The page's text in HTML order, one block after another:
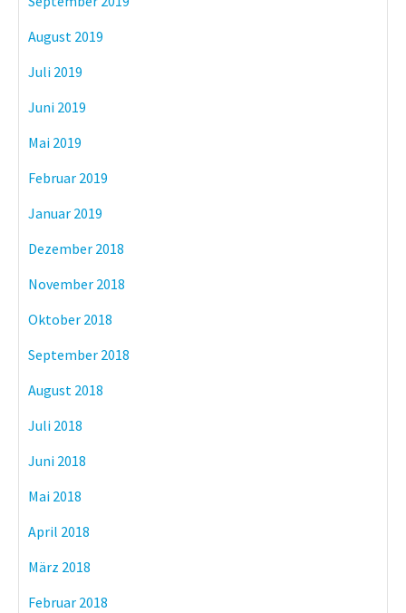
August 2019
Juli 2019
Juni 2019
Mai 2019
Februar 2019
Januar 2019
Dezember 2018
November 2018
Oktober 2018
September 2018
August 2018
Juli 2018
Juni 2018
Mai 2018
April 2018
März 2018
Februar 2018